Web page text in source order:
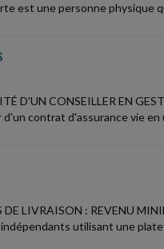
est une personne physique
D'UN CONSEILLER EN
contrat d'assurance vie
DE LIVRAISON : REVENU
utilisant une